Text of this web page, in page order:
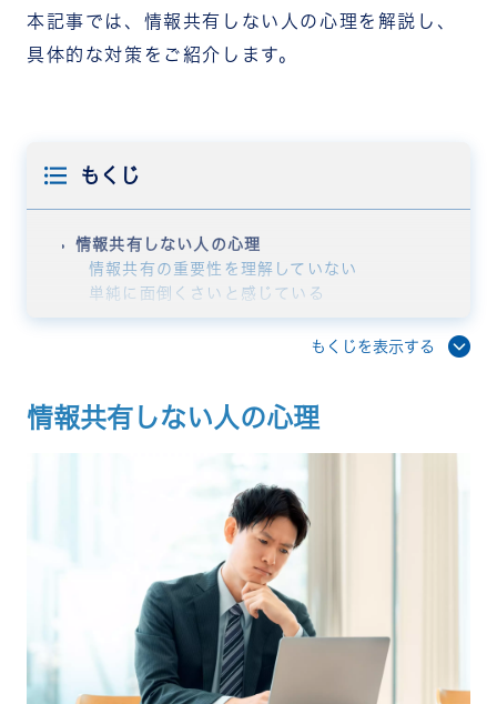
本記事では、情報共有しない人の心理を解説し、
具体的な対策をご紹介します。
もくじ
情報共有しない人の心理
情報共有の重要性を理解していない
単純に面倒くさいと感じている
情報を独占して優位性を保ちたい
本人は共有しているつもりになっている
情報共有されないことで起こるリスク
業務効率の低下、時間のムダ
業務の属人化、引き継ぎリスク
ミスやトラブルの発生、対応の遅れ
チームの信頼関係とモチベーションの低下
情報共有しない人への5つの対策
情報共有の目的とメリットを明確に伝える
共有すべき情報とタイミングのルールを決める
共有しやすい仕組み・ツールを整える
情報共有を評価に組み込む
もくじを表示する
情報共有しない人の心理